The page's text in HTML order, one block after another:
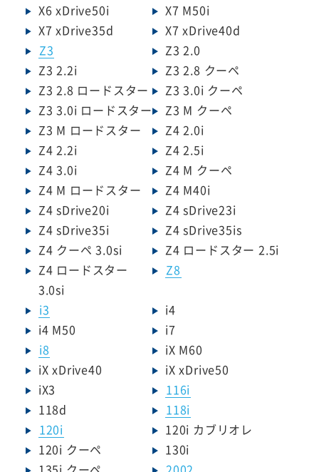
X6 xDrive50i
X7 M50i
X7 xDrive35d
X7 xDrive40d
Z3
Z3 2.0
Z3 2.2i
Z3 2.8 クーペ
Z3 2.8 ロードスター
Z3 3.0i クーペ
Z3 3.0i ロードスター
Z3 M クーペ
Z3 M ロードスター
Z4 2.0i
Z4 2.2i
Z4 2.5i
Z4 3.0i
Z4 M クーペ
Z4 M ロードスター
Z4 M40i
Z4 sDrive20i
Z4 sDrive23i
Z4 sDrive35i
Z4 sDrive35is
Z4 クーペ 3.0si
Z4 ロードスター 2.5i
Z4 ロードスター
3.0si
Z8
i3
i4
i4 M50
i7
i8
iX M60
iX xDrive40
iX xDrive50
iX3
116i
118d
118i
120i
120i カブリオレ
120i クーペ
130i